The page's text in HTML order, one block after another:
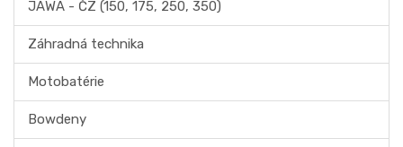
JAWA - ČZ (150, 175, 250, 350)
Záhradná technika
Motobatérie
Bowdeny